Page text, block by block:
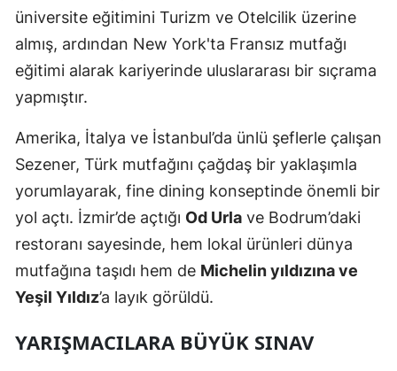
üniversite eğitimini Turizm ve Otelcilik üzerine
almış, ardından New York'ta Fransız mutfağı
eğitimi alarak kariyerinde uluslararası bir sıçrama
yapmıştır.
Amerika, İtalya ve İstanbul’da ünlü şeflerle çalışan
Sezener, Türk mutfağını çağdaş bir yaklaşımla
yorumlayarak, fine dining konseptinde önemli bir
yol açtı. İzmir’de açtığı Od Urla ve Bodrum’daki
restoranı sayesinde, hem lokal ürünleri dünya
mutfağına taşıdı hem de Michelin yıldızına ve
Yeşil Yıldız’a layık görüldü.
YARIŞMACILARA BÜYÜK SINAV